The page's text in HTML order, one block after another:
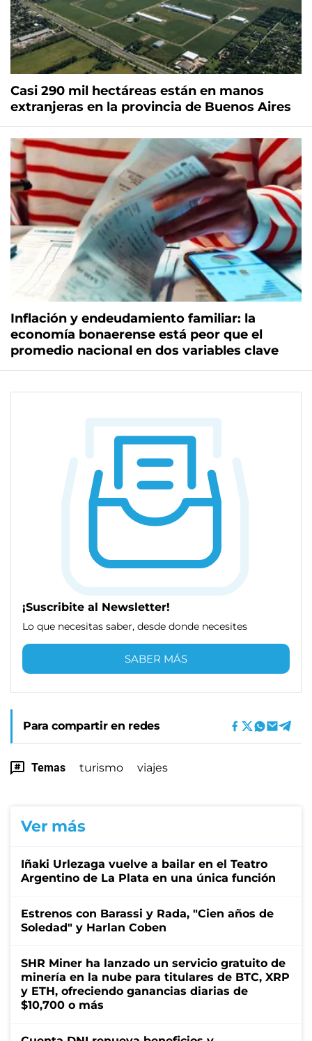
Casi 290 mil hectáreas están en manos
extranjeras en la provincia de Buenos Aires
Inflación y endeudamiento familiar: la
economía bonaerense está peor que el
promedio nacional en dos variables clave
¡Suscribite al Newsletter!
Lo que necesitas saber, desde donde necesites
SABER MÁS
Para compartir en redes
Temas turismo viajes
Ver más
Iñaki Urlezaga vuelve a bailar en el Teatro
Argentino de La Plata en una única función
Estrenos con Barassi y Rada, "Cien años de
Soledad" y Harlan Coben
SHR Miner ha lanzado un servicio gratuito de
minería en la nube para titulares de BTC, XRP
y ETH, ofreciendo ganancias diarias de
$10,700 o más